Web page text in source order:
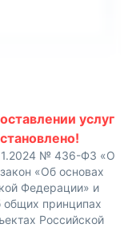
услуг
№ 436-ФЗ «О
«Об основах
Федерации» и
общих принципах
Российской